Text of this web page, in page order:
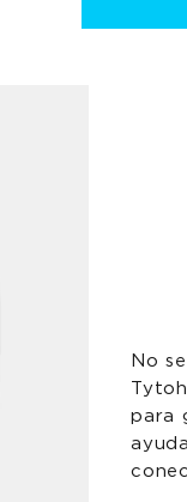
No
para